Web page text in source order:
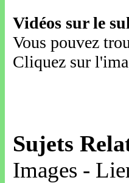
Vidéos sur le
Vous pouvez
Cliquez sur
Sujets
Images -